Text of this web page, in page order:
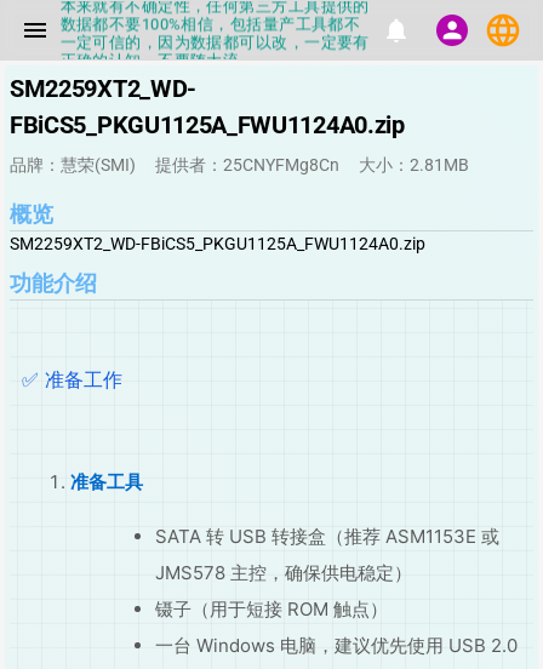
menu
数据都不要100%相信，包括量产工具都不
一定可信的，因为数据都可以改，一定要有
正确的认知，不要随大流
迎积极反馈，Flashinfo尽量维护最正确的
指导性数据
▪Flashinfo APP更新技术规格和量产工具标
▪兄弟们没事不要乱下载量产工具，过分了
本来就有不确定性，任何第三方工具提供的
数据都不要100%相信，包括量产工具都不
正确的认知，不要随大流
▪如果发现数据有错误，或者存在误导，欢
签啦，使用更加丝滑，快点击下载吧
notifications person language
SM2259XT2_WD-
FBiCS5_PKGU1125A_FWU1124A0.zip
品牌：慧荣(SMI) 提供者：25CNYFMg8Cn 大小：2.81MB
概览
SM2259XT2_WD-FBiCS5_PKGU1125A_FWU1124A0.zip
功能介绍
✅ 准备工作
准备工具
SATA 转 USB 转接盒（推荐 ASM1153E 或
JMS578 主控，确保供电稳定）
镊子（用于短接 ROM 触点）
一台 Windows 电脑，建议优先使用 USB 2.0